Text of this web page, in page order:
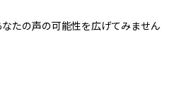
たの声の可能性を広げてみません